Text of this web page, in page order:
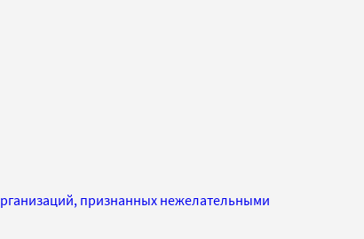
признанных нежелательными